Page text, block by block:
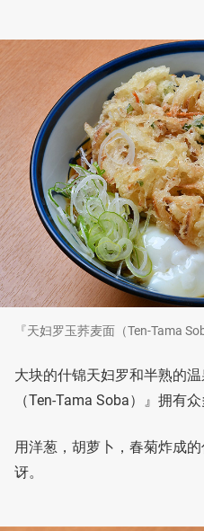
『天妇罗玉荞麦面（Ten-Tama
大块的什锦天妇罗和半熟的
（Ten-Tama Soba）』拥有
用洋葱，胡萝卜，春菊炸成
讶。